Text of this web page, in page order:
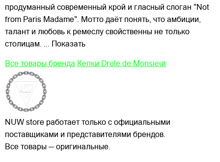
продуманный современный крой и гласный слоган "Not
from Paris Madame". Мотто даёт понять, что амбиции,
талант и любовь к ремеслу свойственны не только
столицам. ... Показать
Все товары бренда Кепки Drole de Monsieur
NUW store работает только с официальными
поставщиками и представителями брендов.
Все товары — оригинальные.